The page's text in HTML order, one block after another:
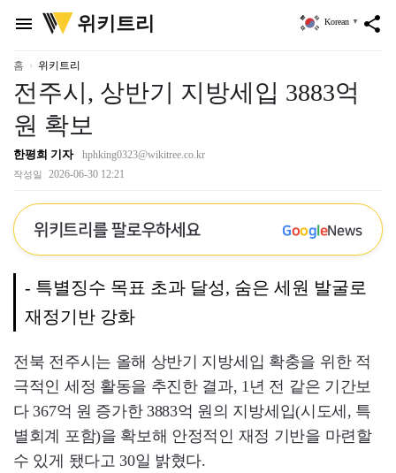
menu
위
키
리
위키트리 share
Korean ▼
홈 위키트리
전주시, 상반기 지방세입 3883억
원 확보
한평희 기자 hphking0323@wikitree.co.kr
작성일 2026-06-30 12:21
위키트리를 팔로우하세요 GoogleNews
- 특별징수 목표 초과 달성, 숨은 세원 발굴로
재정기반 강화
전북 전주시는 올해 상반기 지방세입 확충을 위한 적
극적인 세정 활동을 추진한 결과, 1년 전 같은 기간보
다 367억 원 증가한 3883억 원의 지방세입(시도세, 특
별회계 포함)을 확보해 안정적인 재정 기반을 마련할
수 있게 됐다고 30일 밝혔다.